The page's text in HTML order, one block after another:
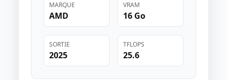
MARQUE
AMD
VRAM
16 Go
SORTIE
2025
TFLOPS
25.6